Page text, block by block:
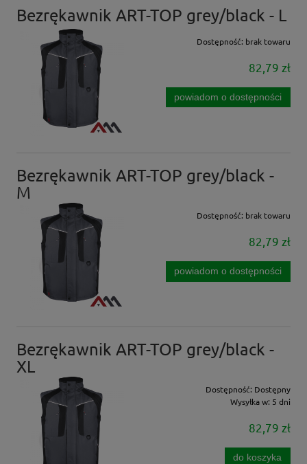
Bezrękawnik ART-TOP grey/black - L
Dostępność: brak towaru
82,79 zł
powiadom o dostępności
Bezrękawnik ART-TOP grey/black -
M
Dostępność: brak towaru
82,79 zł
powiadom o dostępności
Bezrękawnik ART-TOP grey/black -
XL
Dostępność: Dostępny
Wysyłka w: 5 dni
82,79 zł
do koszyka